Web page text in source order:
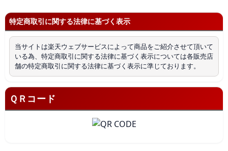
特定商取引に関する法律に基づく表示
当サイトは楽天ウェブサービスによって商品をご紹介させて頂いて
いる為、特定商取引に関する法律に基づく表示については各販売店
舗の特定商取引に関する法律に基づく表示に準じております。
ＱＲコード